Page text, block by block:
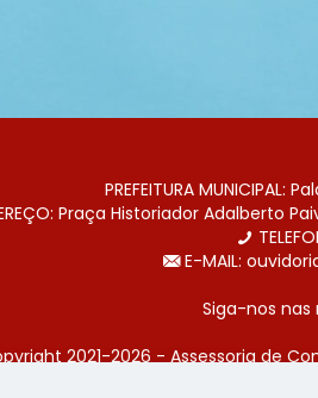
PREFEITURA
Praça Historiador Adalberto
E-MAIL:
Siga-nos nas
2021-2026 - Assessoria de